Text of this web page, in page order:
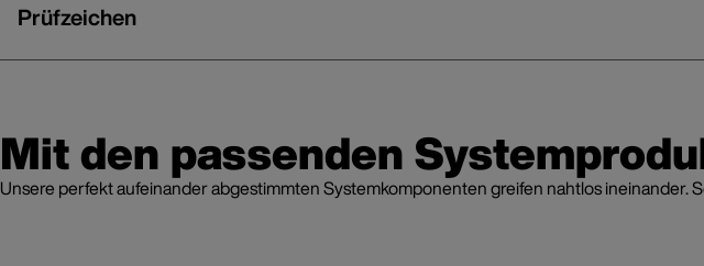
Prüfzeichen
Mit den passenden
Unsere perfekt aufeinander abgestimmten Systemkomponenten greifen nahtlos ineinander.